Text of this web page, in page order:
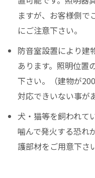
ますが、お客様側で
にご注意下さい。
防音室設置により建
あります。照明位置
下さい。（建物が
対応できいない事が
犬・猫等を飼われて
噛んで発火する恐れ
護部材をご用意下さ